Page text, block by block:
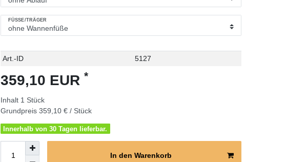
FÜSSE/TRÄGER
Technisches
Wert
Art.-ID 5127
359,10 EUR *
Inhalt 1 Stück
Grundpreis 359,10 € / Stück
Innerhalb von 30 Tagen lieferbar.
In den Warenkorb